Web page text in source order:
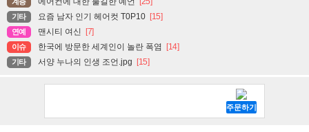
기타 요즘 남자 인기 헤어컷 T0P10 [15]
연예 맨시티 여신 [7]
이슈 한국에 방문한 세계인이 놀란 폭염 [14]
기타 서양 누나의 인생 조언.jpg [15]